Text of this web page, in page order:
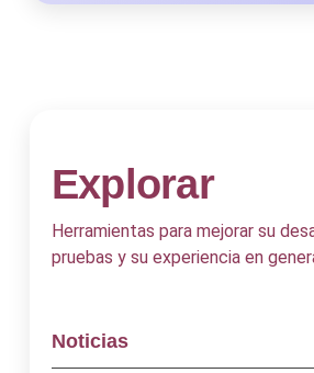
Explorar
Herramientas para mejorar su
pruebas y su experiencia en
Noticias